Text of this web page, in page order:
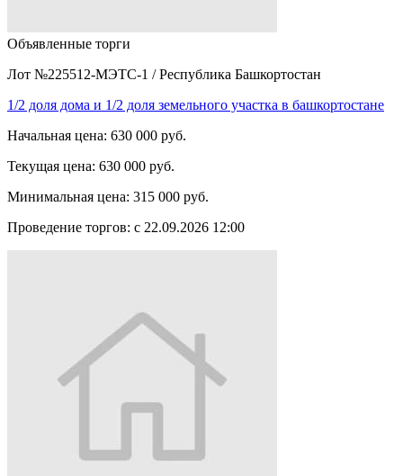
Объявленные торги
Лот №225512-МЭТС-1 / Республика Башкортостан
1/2 доля дома и 1/2 доля земельного участка в башкортостане
Начальная цена: 630 000 руб.
Текущая цена: 630 000 руб.
Минимальная цена: 315 000 руб.
Проведение торгов: с 22.09.2026 12:00